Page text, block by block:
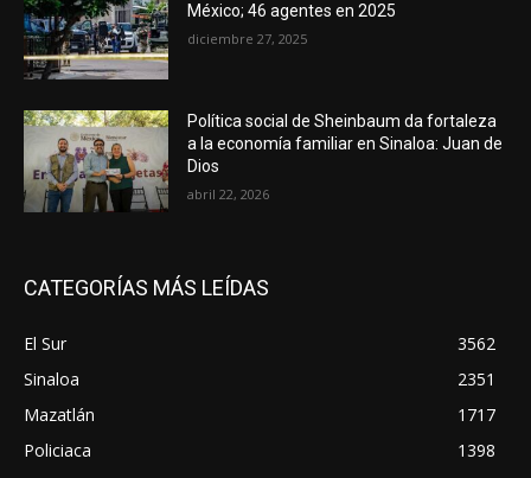
México; 46 agentes en 2025
diciembre 27, 2025
Política social de Sheinbaum da fortaleza
a la economía familiar en Sinaloa: Juan de
Dios
abril 22, 2026
CATEGORÍAS MÁS LEÍDAS
El Sur
3562
Sinaloa
2351
Mazatlán
1717
Policiaca
1398